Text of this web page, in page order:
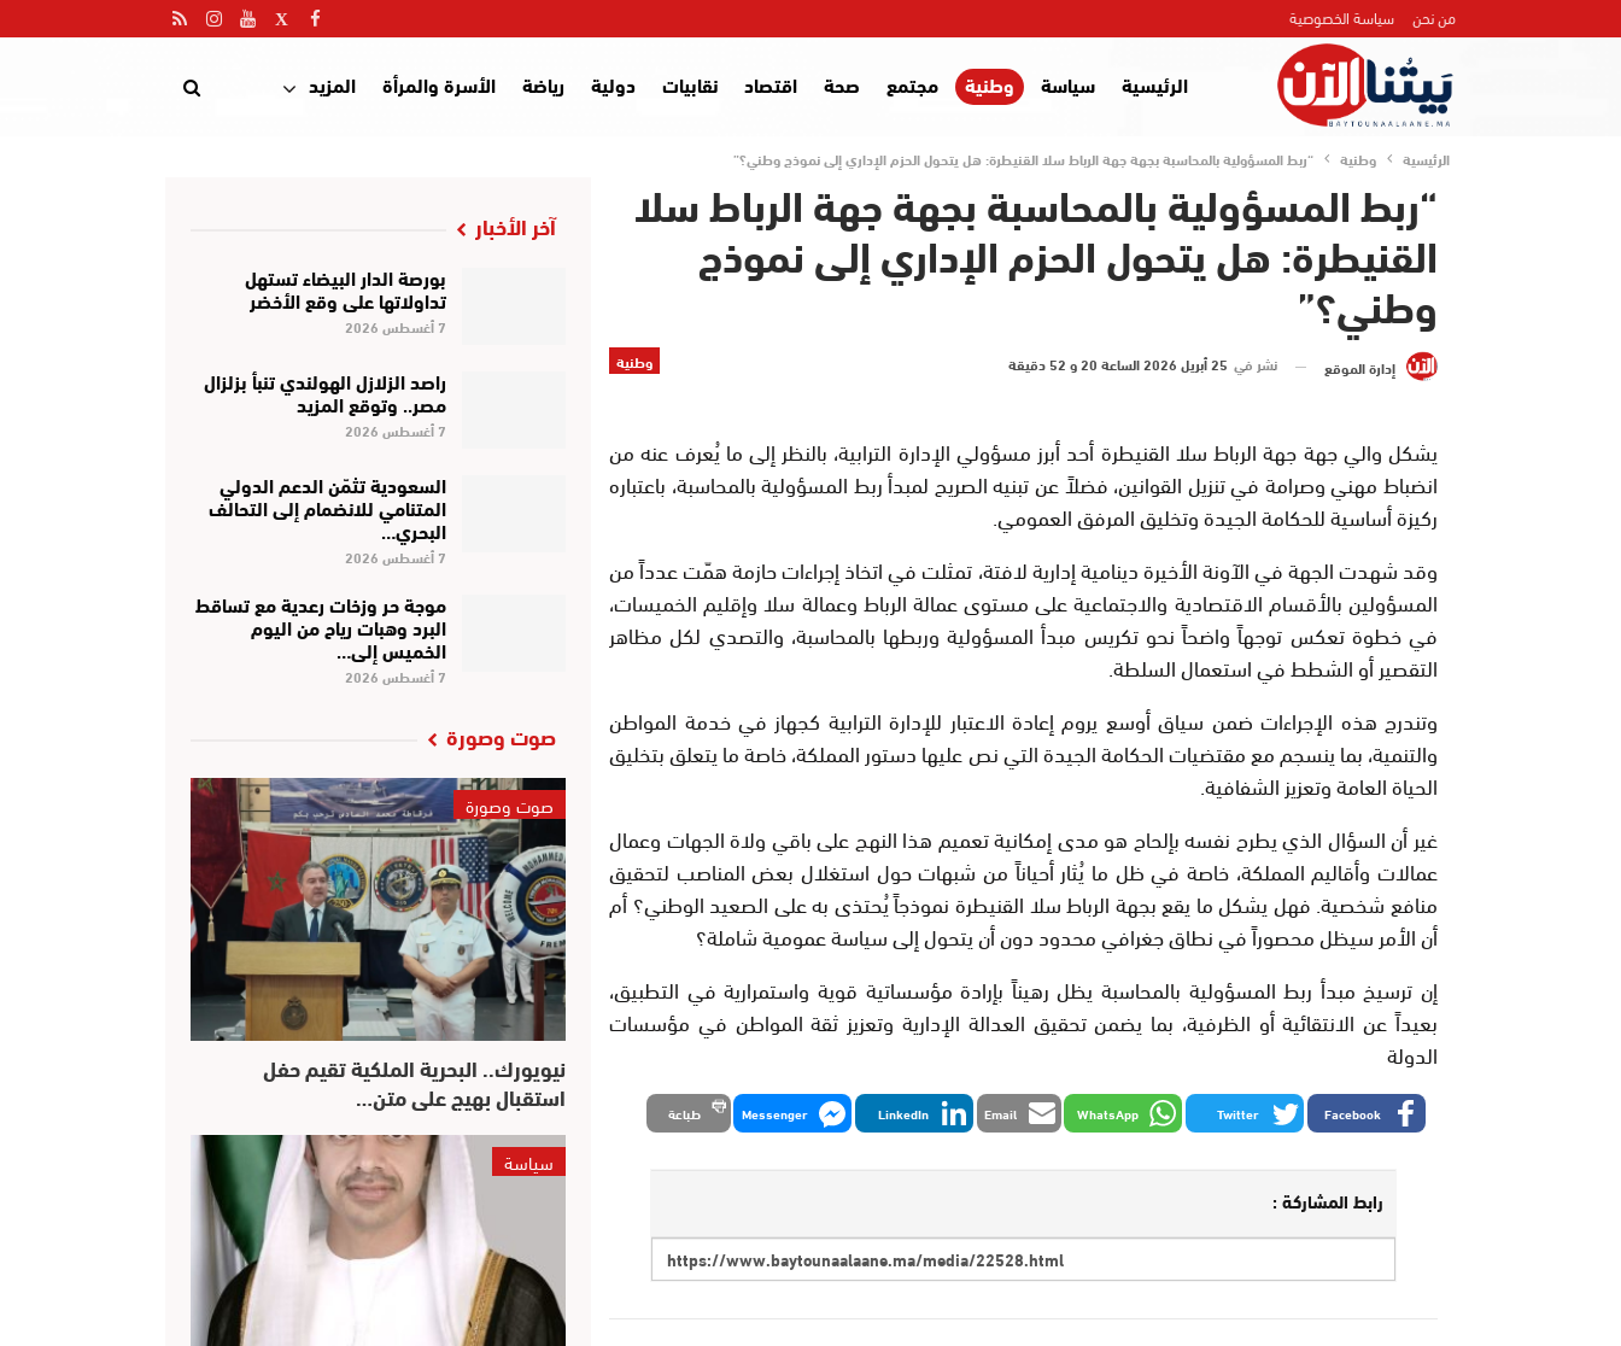
من نحن سياسة الخصوصية
الرئيسية سياسة وطنية مجتمع صحة اقتصاد نقابيات دولية رياضة الأسرة والمرأة المزيد
الرئيسية وطنية “ربط المسؤولية بالمحاسبة بجهة جهة الرباط سلا القنيطرة: هل يتحول الحزم الإداري إلى نموذج وطني؟”
“ربط المسؤولية بالمحاسبة بجهة جهة الرباط سلا
القنيطرة: هل يتحول الحزم الإداري إلى نموذج
وطني؟”
وطنية إدارة الموقع نشر في 25 أبريل 2026 الساعة 20 و 52 دقيقة
يشكل والي جهة جهة الرباط سلا القنيطرة أحد أبرز مسؤولي الإدارة الترابية، بالنظر إلى ما يُعرف عنه من
انضباط مهني وصرامة في تنزيل القوانين، فضلاً عن تبنيه الصريح لمبدأ ربط المسؤولية بالمحاسبة، باعتباره
ركيزة أساسية للحكامة الجيدة وتخليق المرفق العمومي.
وقد شهدت الجهة في الآونة الأخيرة دينامية إدارية لافتة، تمثلت في اتخاذ إجراءات حازمة همّت عدداً من
المسؤولين بالأقسام الاقتصادية والاجتماعية على مستوى عمالة الرباط وعمالة سلا وإقليم الخميسات،
في خطوة تعكس توجهاً واضحاً نحو تكريس مبدأ المسؤولية وربطها بالمحاسبة، والتصدي لكل مظاهر
التقصير أو الشطط في استعمال السلطة.
وتندرج هذه الإجراءات ضمن سياق أوسع يروم إعادة الاعتبار للإدارة الترابية كجهاز في خدمة المواطن
والتنمية، بما ينسجم مع مقتضيات الحكامة الجيدة التي نص عليها دستور المملكة، خاصة ما يتعلق بتخليق
الحياة العامة وتعزيز الشفافية.
غير أن السؤال الذي يطرح نفسه بإلحاح هو مدى إمكانية تعميم هذا النهج على باقي ولاة الجهات وعمال
عمالات وأقاليم المملكة، خاصة في ظل ما يُثار أحياناً من شبهات حول استغلال بعض المناصب لتحقيق
منافع شخصية. فهل يشكل ما يقع بجهة الرباط سلا القنيطرة نموذجاً يُحتذى به على الصعيد الوطني؟ أم
أن الأمر سيظل محصوراً في نطاق جغرافي محدود دون أن يتحول إلى سياسة عمومية شاملة؟
إن ترسيخ مبدأ ربط المسؤولية بالمحاسبة يظل رهيناً بإرادة مؤسساتية قوية واستمرارية في التطبيق،
بعيداً عن الانتقائية أو الظرفية، بما يضمن تحقيق العدالة الإدارية وتعزيز ثقة المواطن في مؤسسات
الدولة
Facebook
Twitter
WhatsApp
Email
LinkedIn
Messenger طباعة
رابط المشاركة :
آخر الأخبار
بورصة الدار البيضاء تستهل
تداولاتها على وقع الأخضر
7 أغسطس 2026
راصد الزلازل الهولندي تنبأ بزلزال
مصر.. وتوقع المزيد
7 أغسطس 2026
السعودية تثمّن الدعم الدولي
المتنامي للانضمام إلى التحالف
البحري…
7 أغسطس 2026
موجة حر وزخات رعدية مع تساقط
البرد وهبات رياح من اليوم
الخميس إلى…
7 أغسطس 2026
صوت وصورة
صوت وصورة
نيويورك.. البحرية الملكية تقيم حفل
استقبال بهيج على متن…
سياسة